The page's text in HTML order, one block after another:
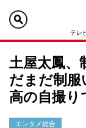
テレ
土屋太鳳、
だまだ制
高の自撮り
エンタメ総合